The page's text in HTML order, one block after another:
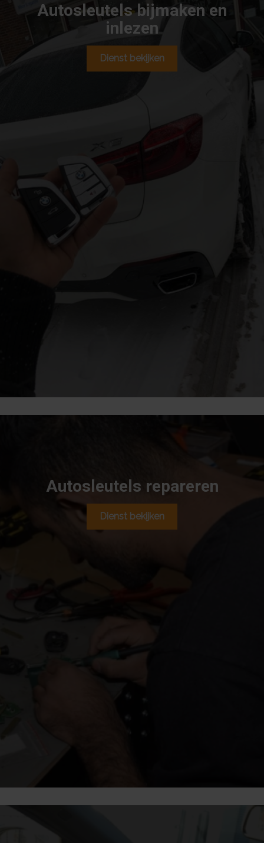
Autosleutels bijmaken en
inlezen
Dienst bekijken
Het bijmaken en inlezen van autosleutels
business
. Wij maken alle soorten sleutels bij, van
traditionele autosleutels tot sleutels met
afstandsbediening of zelfs keyless entry. Dit doen wij
o.a. voor klanten die hun sleutels zijn kwijtgeraakt of
bijmaken. Ook als je je enige autosleutel kwijt bent
Autosleutels repareren
Dienst bekijken
Een autosleutel bijmaken of kopiëren is niet altijd nodig –